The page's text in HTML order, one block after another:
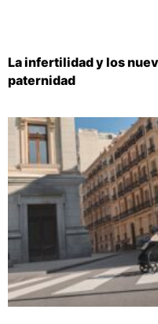
La infertilidad y los
paternidad